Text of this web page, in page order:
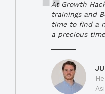
At Growth
trainings and
time to find a
a precious